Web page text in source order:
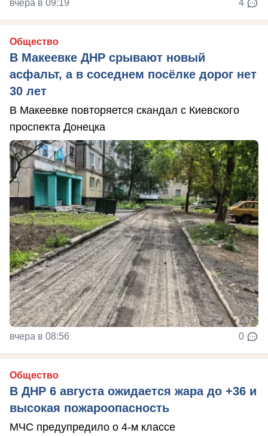
вчера в 09:19 4
Общество
В Макеевке ДНР срывают новый
асфальт, а в соседнем посёлке дорог нет
30 лет
В Макеевке повторяется скандал с Киевского
проспекта Донецка
вчера в 08:56 0
Общество
В ДНР 6 августа ожидается жара до +36 и
высокая пожароопасность
МЧС предупредило о 4-м классе